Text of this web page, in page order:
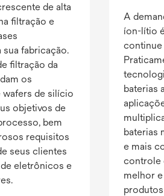
de alta
filtração e
fabricação.
filtração da
os
wafers de silício
objetivos de
bem
requisitos
seus clientes
eletrônicos e
A
íon-lítio
baterias
baterias
e mais
controle
melhor